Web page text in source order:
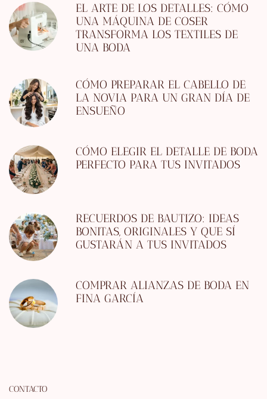
EL ARTE DE LOS DETALLES: CÓMO
UNA MÁQUINA DE COSER
TRANSFORMA LOS TEXTILES DE
UNA BODA
CÓMO PREPARAR EL CABELLO DE
LA NOVIA PARA UN GRAN DÍA DE
ENSUEÑO
CÓMO ELEGIR EL DETALLE DE BODA
PERFECTO PARA TUS INVITADOS
RECUERDOS DE BAUTIZO: IDEAS
BONITAS, ORIGINALES Y QUE SÍ
GUSTARÁN A TUS INVITADOS
COMPRAR ALIANZAS DE BODA EN
FINA GARCÍA
CONTACTO